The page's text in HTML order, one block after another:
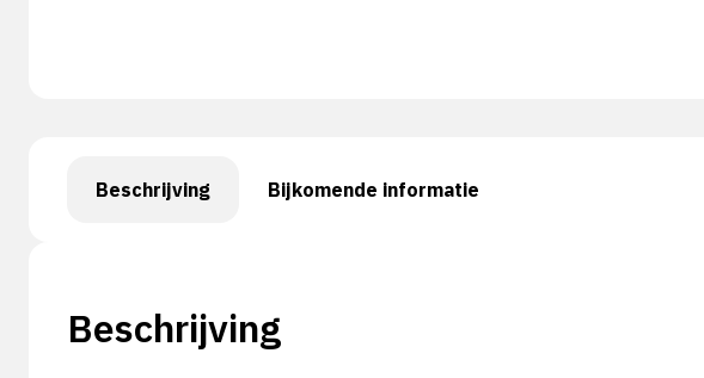
Beschrijving Bijkomende informatie
Beschrijving